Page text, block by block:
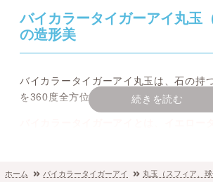
バイカラータイガーアイ丸玉
の造形美
続きを読む
バイカラータイガーアイ丸玉は、石の持
を360度全方位から鑑賞できる贅沢な形状
ホーム バイカラータイガーアイ
丸玉（スフィア、球